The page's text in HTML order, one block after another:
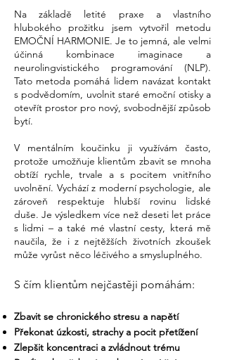
Na základě letité praxe a vlastního
hlubokého prožitku jsem vytvořil metodu
EMOČNÍ HARMONIE. Je to jemná, ale velmi
účinná kombinace imaginace a
neurolingvistického programování (NLP).
Tato metoda pomáhá lidem navázat kontakt
s podvědomím, uvolnit staré emoční otisky a
otevřít prostor pro nový, svobodnější způsob
bytí.
V mentálním koučinku ji využívám často,
protože umožňuje klientům zbavit se mnoha
obtíží rychle, trvale a s pocitem vnitřního
uvolnění. Vychází z moderní psychologie, ale
zároveň respektuje hlubší rovinu lidské
duše. Je výsledkem více než deseti let práce
s lidmi – a také mé vlastní cesty, která mě
naučila, že i z nejtěžších životních zkoušek
může vyrůst něco léčivého a smysluplného.
S čím klientům nejčastěji pomáhám:
Zbavit se chronického stresu a napětí
Překonat úzkosti, strachy a pocit přetížení
Zlepšit koncentraci a zvládnout trému